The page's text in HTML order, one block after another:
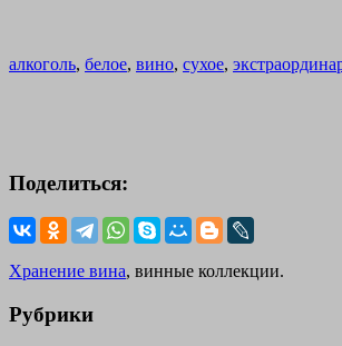
алкоголь, белое, вино, сухое,
Поделиться:
Хранение вина, винные коллекции.
Рубрики